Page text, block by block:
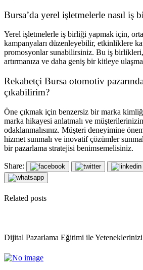
Bursa’da yerel işletmelerle nasıl iş
Yerel işletmelerle iş birliği yapmak için,
kampanyaları düzenleyebilir, etkinliklere
promosyonlar sunabilirsiniz. Bu iş
artırmanıza ve daha geniş bir kitleye
Rekabetçi Bursa otomotiv
çıkabilirim?
Öne çıkmak için benzersiz bir marka
marka hikayesi anlatmalı ve
odaklanmalısınız. Müşteri deneyimine
hizmet sunmalı ve inovatif çözümler
bir pazarlama stratejisi benimsemelisiniz.
Share:
Related posts
Dijital Pazarlama Eğitimi ile